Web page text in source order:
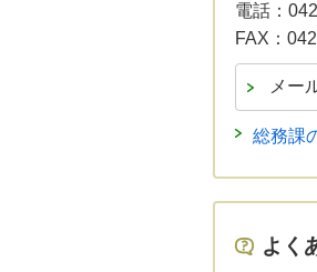
電話：
FAX：
総務課
よく